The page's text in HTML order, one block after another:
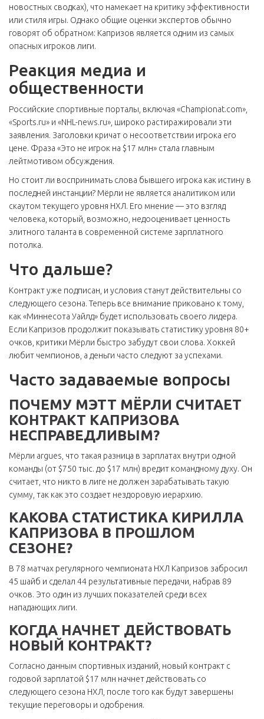
новостных сводках), что намекает на критику эффективности
или стиля игры. Однако общие оценки экспертов обычно
говорят об обратном: Капризов является одним из самых
опасных игроков лиги.
Реакция медиа и
общественности
Российские спортивные порталы, включая «Championat.com»,
«Sports.ru» и «NHL-news.ru», широко растиражировали эти
заявления. Заголовки кричат о несоответствии игрока его
цене. Фраза «Это не игрок на $17 млн» стала главным
лейтмотивом обсуждения.
Но стоит ли воспринимать слова бывшего игрока как истину в
последней инстанции? Мёрли не является аналитиком или
скаутом текущего уровня НХЛ. Его мнение — это взгляд
человека, который, возможно, недооценивает ценность
элитного таланта в современной системе зарплатного
потолка.
Что дальше?
Контракт уже подписан, и условия станут действительны со
следующего сезона. Теперь все внимание приковано к тому,
как «Миннесота Уайлд» будет использовать своего лидера.
Если Капризов продолжит показывать статистику уровня 80+
очков, критики Мёрли быстро забудут свои слова. Хоккей
любит чемпионов, а деньги часто следуют за успехами.
Часто задаваемые вопросы
ПОЧЕМУ МЭТТ МЁРЛИ СЧИТАЕТ
КОНТРАКТ КАПРИЗОВА
НЕСПРАВЕДЛИВЫМ?
Мёрли argues, что такая разница в зарплатах внутри одной
команды (от $750 тыс. до $17 млн) вредит командному духу. Он
считает, что никто в лиге не должен зарабатывать такую
сумму, так как это создает нездоровую иерархию.
КАКОВА СТАТИСТИКА КИРИЛЛА
КАПРИЗОВА В ПРОШЛОМ
СЕЗОНЕ?
В 78 матчах регулярного чемпионата НХЛ Капризов забросил
45 шайб и сделал 44 результативные передачи, набрав 89
очков. Это один из лучших показателей среди всех
нападающих лиги.
КОГДА НАЧНЕТ ДЕЙСТВОВАТЬ
НОВЫЙ КОНТРАКТ?
Согласно данным спортивных изданий, новый контракт с
годовой зарплатой $17 млн начнет действовать со
следующего сезона НХЛ, после того как будут завершены
текущие переговоры и одобрения.